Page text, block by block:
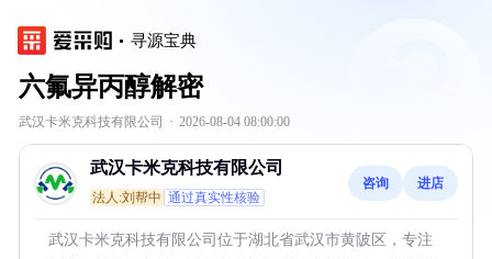
寻源宝典
六氟异丙醇解密
武汉卡米克科技有限公司 · 2026-08-04 08:00:00
武汉卡米克科技有限公司
法人:刘帮中 通过真实性核验
咨询 进店
武汉卡米克科技有限公司位于湖北省武汉市黄陂区，专注